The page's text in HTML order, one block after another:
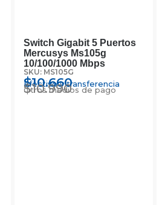
Switch Gigabit 5 Puertos
Mercusys Ms105g
10/100/1000 Mbps
SKU: MS105G
$10.660
Efectivo y transferencia
$10.990
Otros medios de pago